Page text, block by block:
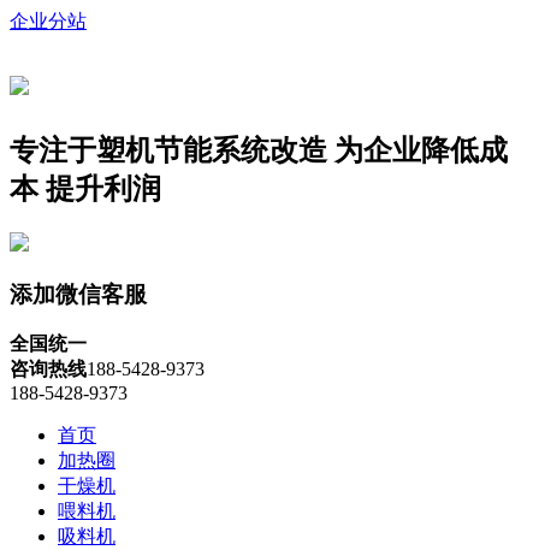
企业分站
专注于塑机节能系统改造 为企业降低成
本 提升利润
添加微信客服
全国统一
咨询热线188-5428-9373
188-5428-9373
首页
加热圈
干燥机
喂料机
吸料机